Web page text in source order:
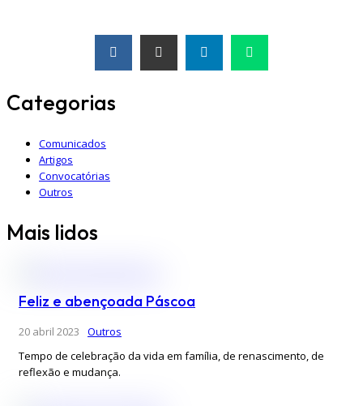
Categorias
Comunicados
Artigos
Convocatórias
Outros
Mais lidos
Feliz e abençoada Páscoa
20 abril 2023
Outros
Tempo de celebração da vida em família, de renascimento, de
reflexão e mudança.